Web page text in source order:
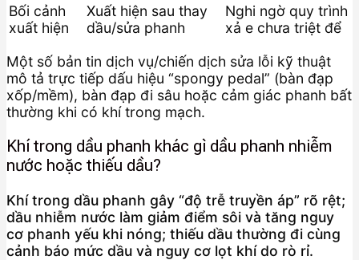
Bối cảnh
xuất hiện
Xuất hiện sau thay
dầu/sửa phanh
Nghi ngờ quy trình
xả e chưa triệt để
Một số bản tin dịch vụ/chiến dịch sửa lỗi kỹ thuật
mô tả trực tiếp dấu hiệu “spongy pedal” (bàn đạp
xốp/mềm), bàn đạp đi sâu hoặc cảm giác phanh bất
thường khi có khí trong mạch.
Khí trong dầu phanh khác gì dầu phanh nhiễm
nước hoặc thiếu dầu?
Khí trong dầu phanh gây “độ trễ truyền áp” rõ rệt;
dầu nhiễm nước làm giảm điểm sôi và tăng nguy
cơ phanh yếu khi nóng; thiếu dầu thường đi cùng
cảnh báo mức dầu và nguy cơ lọt khí do rò rỉ.